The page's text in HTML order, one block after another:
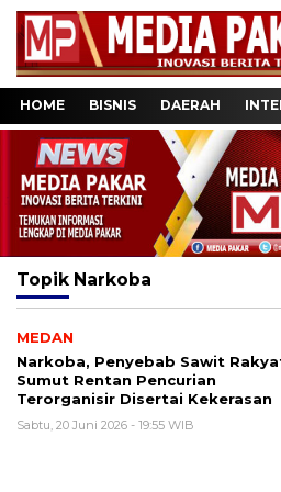
HOME BISNIS DAERAH
Topik Narkoba
MEDAN
Narkoba, Penyebab Sawit
Sumut Rentan Pencurian
Terorganisir Disertai Kekerasan
Sabtu, 20 Juni 2026 - 19:55 WIB